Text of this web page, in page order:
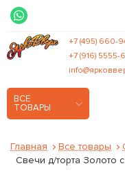
+7 (495) 660-
+7 (916) 5555-
ВСЕ
ТОВАРЫ
Главная Все товары
Свечи д/торта Золото с